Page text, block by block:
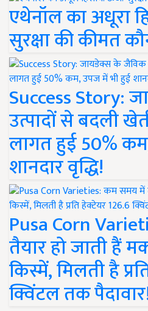
एथेनॉल का अधूरा
सुरक्षा की कीमत
Success Story:
उत्पादों से बदली
लागत हुई 50%
शानदार वृद्धि!
Pusa Corn
तैयार हो जाती हैं
किस्में, मिलती है
क्विंटल तक